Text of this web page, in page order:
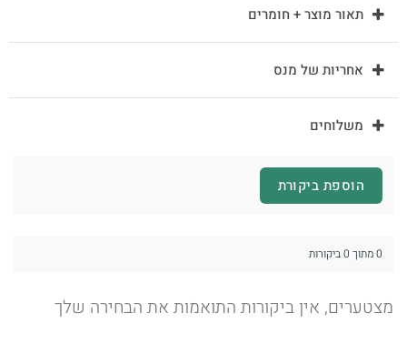
תאור מוצר + חומרים
אחריות של מנס
משלוחים
הוספת ביקורת
0 מתוך 0 ביקורות
מצטערים, אין ביקורות התואמות את הבחירה שלך